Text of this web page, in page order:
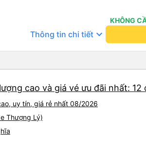
KHÔNG
Thông tin chi tiết keyboard_arrow_down
cao và giá vé ưu đãi nhất: 12
uy tín, giá rẻ nhất 08/2026
Thượng Lý)